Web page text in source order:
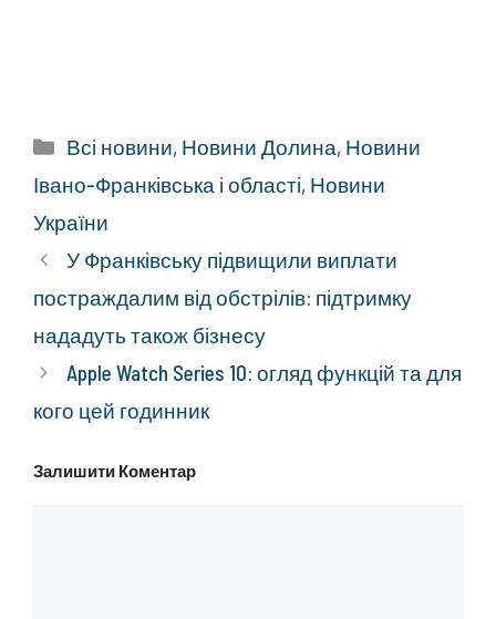
Категорії
Всі новини, Новини Долина, Новини
Івано-Франківська і області, Новини
України
У Франківську підвищили виплати
постраждалим від обстрілів: підтримку
нададуть також бізнесу
Apple Watch Series 10: огляд функцій та для
кого цей годинник
Залишити Коментар